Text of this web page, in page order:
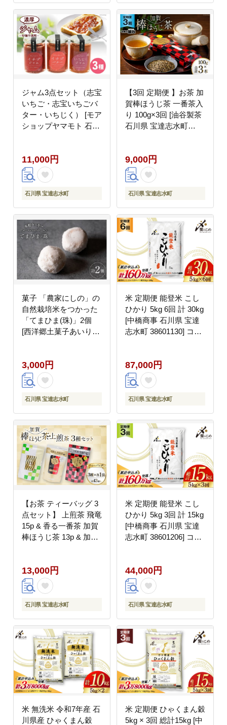
ジャム3点セット（志宝
いちご・志宝いちごバ
ター・いちじく） [モア
ショップヤマモト 石川
ご イチゴ 苺 いちじく
セット 砂糖不使用
11,000円
石川県 宝達志水町
【3回 定期便 】お茶 加
賀棒ほうじ茶 一番茶入
り 100g×3回 [油谷製茶
石川県 宝達志水町
じ茶 日本茶 こだわり
香り
9,000円
石川県 宝達志水町
菓子 「農家にしの」の
自然栽培米をつかった
「てまひま(珠)」2個
[西洋郷土菓子あいりす
子 おかし スイーツ 焼
き菓子 おやつ クッキー
スノーボール グルテン
フリー 米粉クッキー
3,000円
石川県 宝達志水町
米 定期便 能登米 こし
ひかり 5kg 6回 計 30kg
[中橋商事 石川県 宝達
志水町 38601130] コシ
６ヶ月 6か月 ６か月 5
キロ ５キロ 30キロ ３
０キロ 白米 精米 能登
石川
87,000円
石川県 宝達志水町
【お茶 ティーバッグ 3
点セット】 上煎茶 飛竜
15p & 香る一番茶 加賀
棒ほうじ茶 13p & 加賀
石川県 宝達志水町
38601187] お茶 ティー
パック 緑茶 りょくちゃ
ほうじちゃ 焙じ茶 茎茶
国産 ティーラテ 焙煎
水出し 棒茶
13,000円
石川県 宝達志水町
米 定期便 能登米 こし
ひかり 5kg 3回 計 15kg
[中橋商事 石川県 宝達
志水町 38601206] コシ
３ヶ月 3か月 ３か月 5
キロ ５キロ 白米 精米
能登 石川 石川県産
44,000円
石川県 宝達志水町
米 無洗米 令和7年産 石
川県産 ひゃくまん穀
米 定期便 ひゃくまん穀
5kg × 3回 総計15kg [中